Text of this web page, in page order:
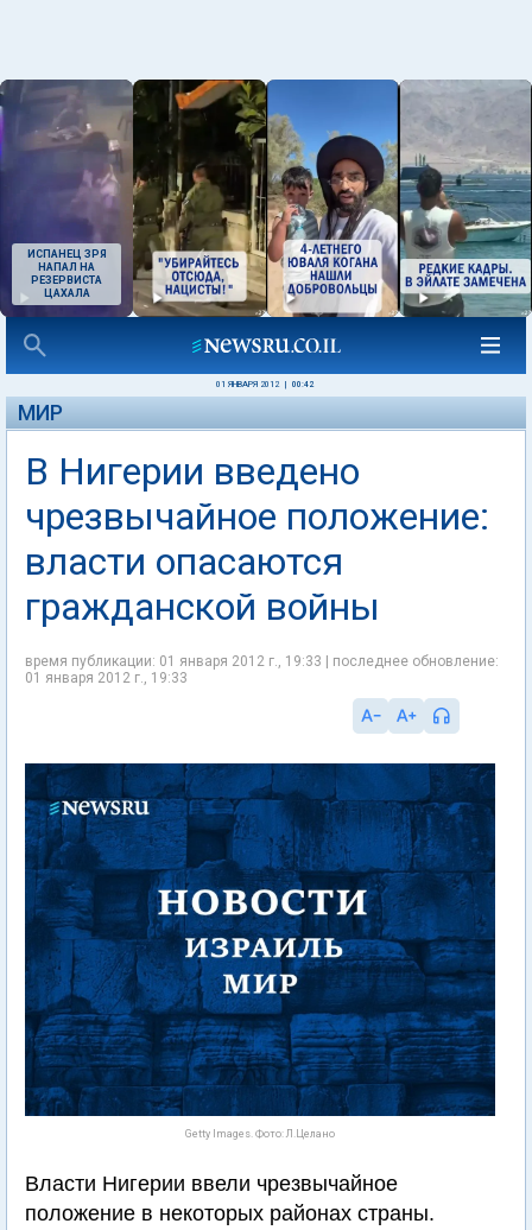
ИСПАНЕЦ ЗРЯ
НАПАЛ НА
РЕЗЕРВИСТА
ЦАХАЛА
01 ЯНВАРЯ 2012 00:42
МИР
В Нигерии введено
чрезвычайное положение:
власти опасаются
гражданской войны
время публикации: 01 января 2012 г., 19:33 | последнее обновление:
01 января 2012 г., 19:33
Getty Images. Фото: Л.Целано
Власти Нигерии ввели чрезвычайное
положение в некоторых районах страны.